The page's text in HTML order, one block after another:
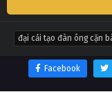
đại cải tạo đàn ông cặn
Facebook